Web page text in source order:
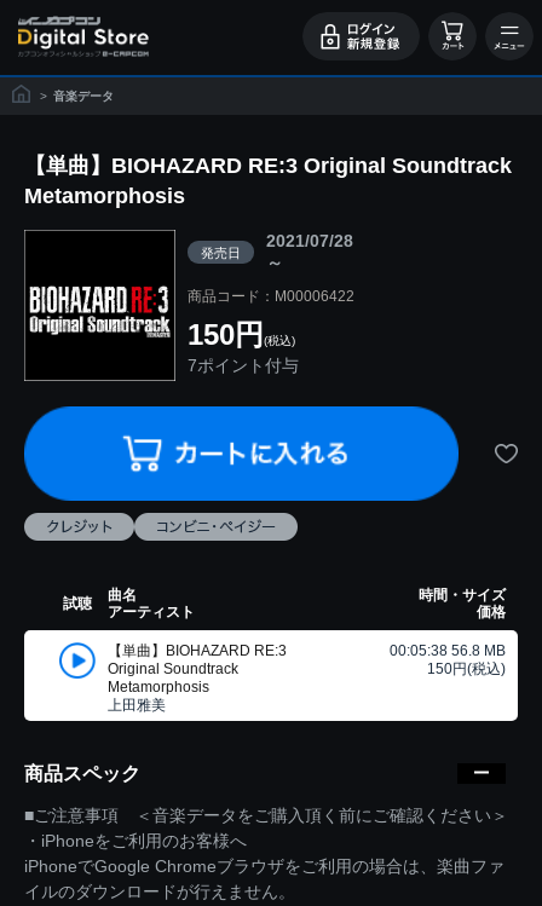
> 音楽データ
【単曲】BIOHAZARD RE:3 Original Soundtrack
Metamorphosis
発売日
2021/07/28
～
商品コード：M00006422
150円 (税込)
7ポイント付与
試聴
曲名
アーティスト
時間・サイズ
価格
【単曲】BIOHAZARD RE:3
Original Soundtrack
Metamorphosis
上田雅美
00:05:38 56.8 MB
150円(税込)
商品スペック
■ご注意事項 ＜音楽データをご購入頂く前にご確認ください＞
・iPhoneをご利用のお客様へ
iPhoneでGoogle Chromeブラウザをご利用の場合は、楽曲ファ
イルのダウンロードが行えません。